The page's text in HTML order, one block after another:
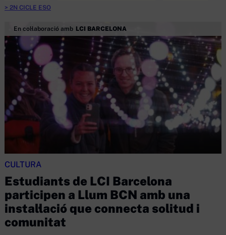
2N CICLE ESO
En col·laboració amb LCI BARCELONA
CULTURA
Estudiants de LCI Barcelona
participen a Llum BCN amb una
instal·lació que connecta solitud i
comunitat